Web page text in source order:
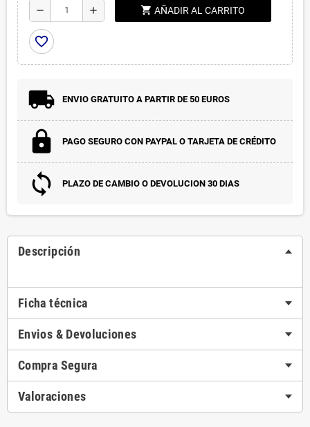
remove add shopping_cart AÑADIR AL CARRITO
favorite_border
ENVIO GRATUITO A PARTIR DE 50 EUROS
PAGO SEGURO CON PAYPAL O TARJETA DE CRÉDITO
PLAZO DE CAMBIO O DEVOLUCION 30 DIAS
Descripción
Ficha técnica
Envios & Devoluciones
Compra Segura
Valoraciones